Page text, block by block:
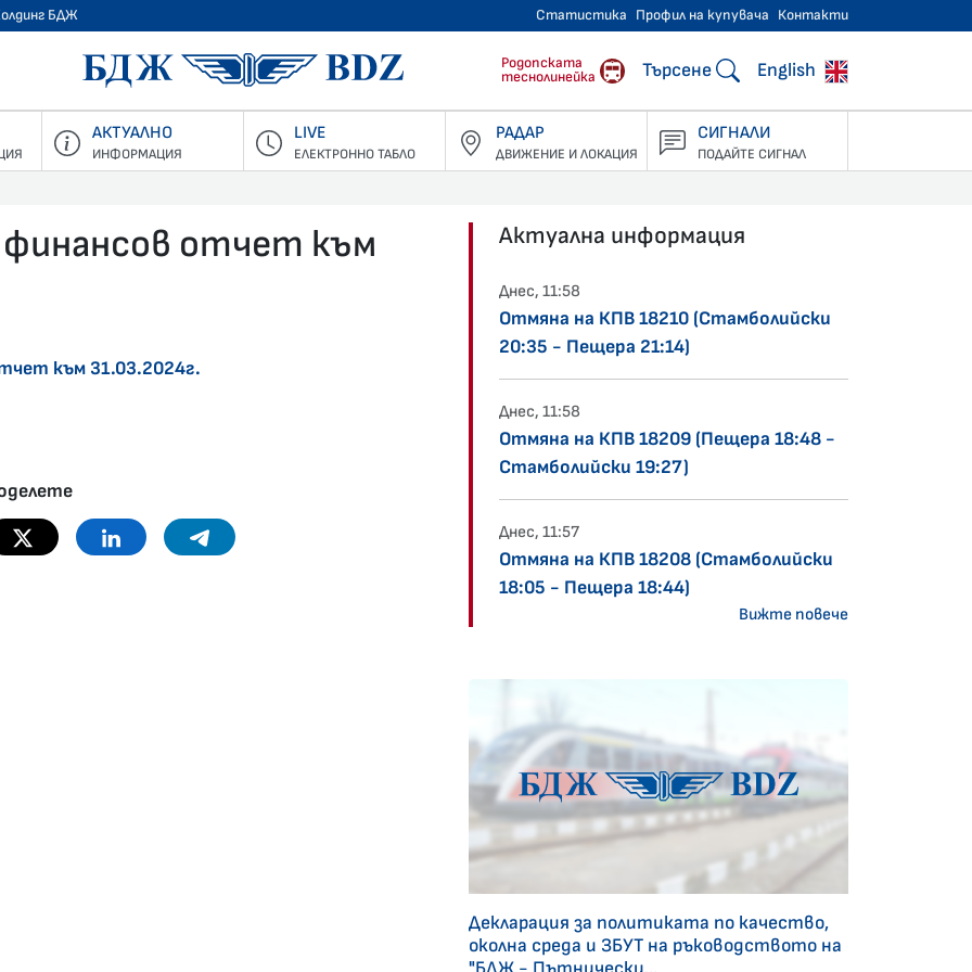
БДЖ Статистика Профил на купувача Контакти
БДЖ - Пътнически превози
Родопската
теснолинейка
Търсене English
АКТУАЛНО
ИНФОРМАЦИЯ
LIVE
ЕЛЕКТРОННО ТАБЛО
РАДАР
ДВИЖЕНИЕ И ЛОКАЦИЯ
СИГНАЛИ
ПОДАЙТЕ СИГНАЛ
отчет към
към 31.03.2024г.
Twitter Linkedin Telegram
Актуална информация
Днес, 11:58
Отмяна на КПВ 18210 (Стамболийски
20:35 - Пещера 21:14)
Днес, 11:58
Отмяна на КПВ 18209 (Пещера 18:48 -
Стамболийски 19:27)
Днес, 11:57
Отмяна на КПВ 18208 (Стамболийски
18:05 - Пещера 18:44)
Вижте повече
Декларация за политиката по качество,
околна среда и ЗБУТ на ръководството на